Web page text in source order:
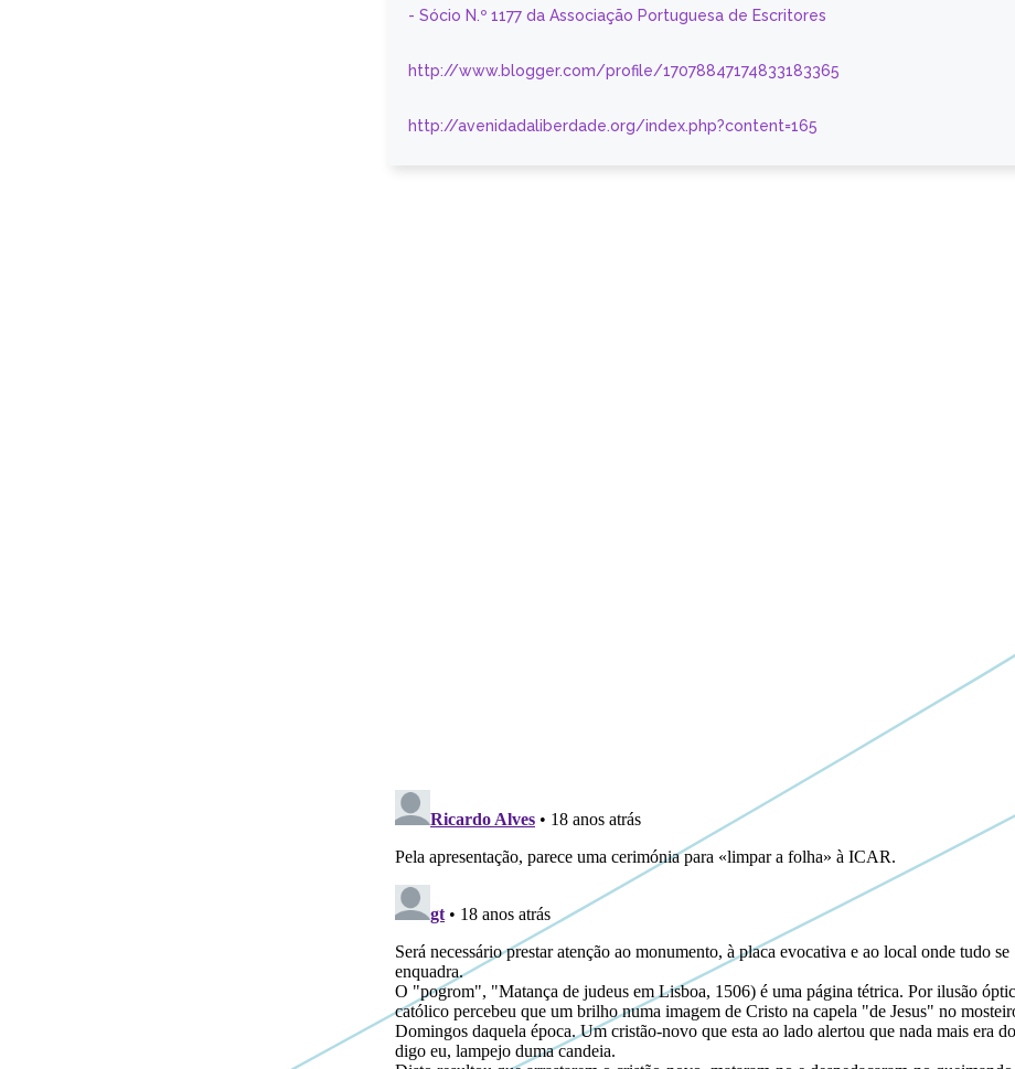
- Sócio N.º 1177 da Associação Portuguesa de Escritores
http://www.blogger.com/profile/17078847174833183365
http://avenidadaliberdade.org/index.php?content=165